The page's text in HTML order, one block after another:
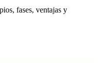
fases, ventajas y